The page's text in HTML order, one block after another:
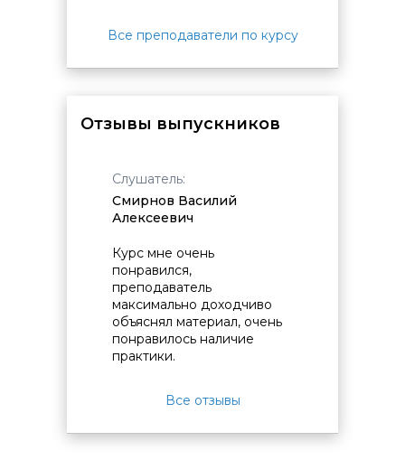
Все преподаватели по курсу
Отзывы выпускников
Слушатель:
Смирнов Василий
Алексеевич
Курс мне очень
понравился,
преподаватель
максимально доходчиво
объяснял материал, очень
понравилось наличие
практики.
Все отзывы